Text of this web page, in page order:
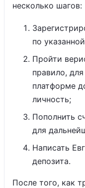
несколько шагов:
по
Пройти
правило,
платформе
личность;
Пополнить
для
Написать
депозита.
После того, как